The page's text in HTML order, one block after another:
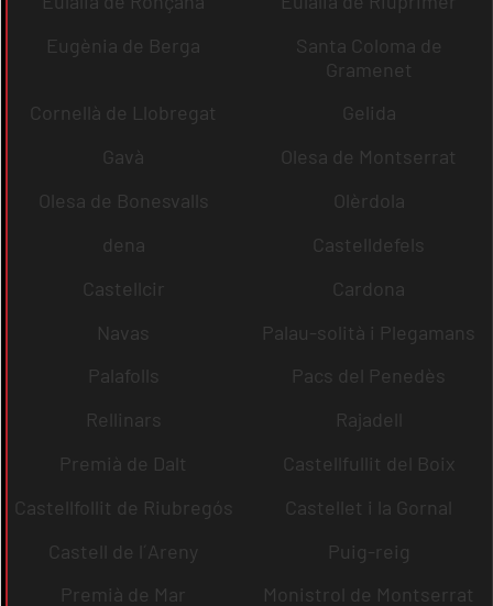
Eugènia de Berga
Santa Coloma de
Gramenet
Cornellà de Llobregat
Gelida
Gavà
Olesa de Montserrat
Olesa de Bonesvalls
Olèrdola
dena
Castelldefels
Castellcir
Cardona
Navas
Palau-solità i Plegamans
Palafolls
Pacs del Penedès
Rellinars
Rajadell
Premià de Dalt
Castellfullit del Boix
Castellfollit de Riubregós
Castellet i la Gornal
Castell de l´Areny
Puig-reig
Premià de Mar
Monistrol de Montserrat